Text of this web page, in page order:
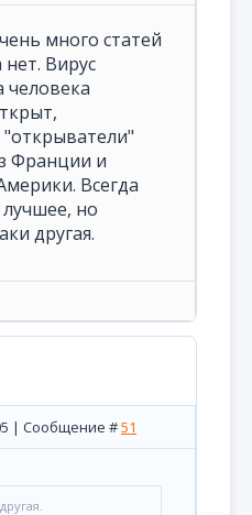
много статей
Вирус
"открыватели"
Франции и
Всегда
но
другая.
| Сообщение #51